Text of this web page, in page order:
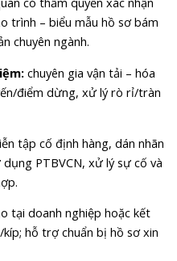
trình – biểu mẫu hồ sơ bám
chuyên ngành.
chuyên gia vận tải – hóa
điểm dừng, xử lý rò rỉ/tràn
tập cố định hàng, dán nhãn
PTBVCN, xử lý sự cố và
tại doanh nghiệp hoặc kết
hỗ trợ chuẩn bị hồ sơ xin